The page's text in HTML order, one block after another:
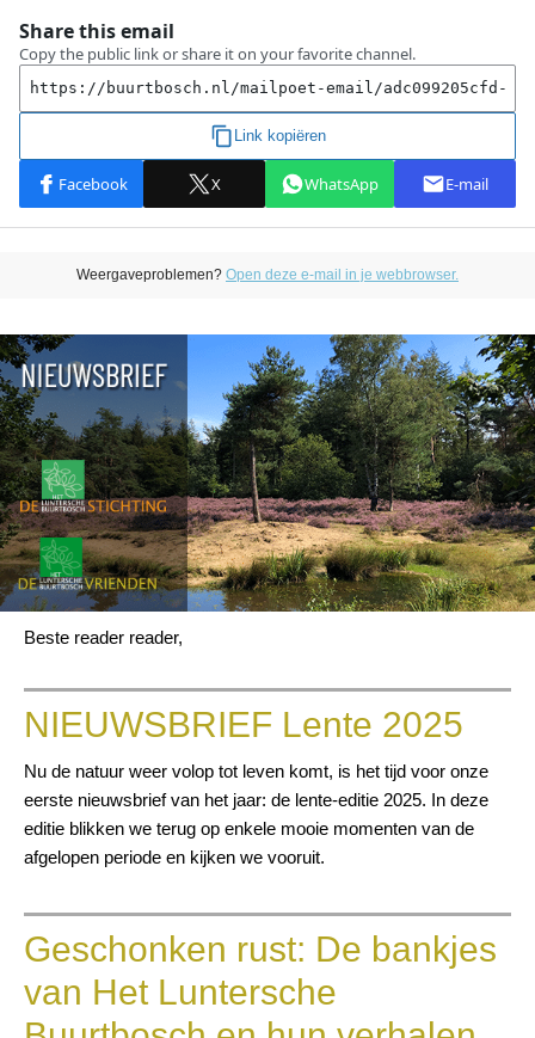
Weergaveproblemen? Open deze e-mail in je webbrowser.
Beste reader reader,
NIEUWSBRIEF Lente 2025
Nu de natuur weer volop tot leven komt, is het tijd voor onze
eerste nieuwsbrief van het jaar: de lente-editie 2025. In deze
editie blikken we terug op enkele mooie momenten van de
afgelopen periode en kijken we vooruit.
Geschonken rust: De bankjes
van Het Luntersche